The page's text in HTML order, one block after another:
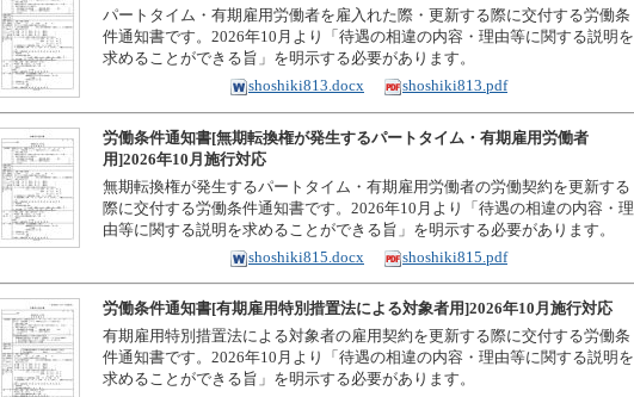
パートタイム・有期雇用労働者を雇入れた際・更新する際に交付する労働条
件通知書です。2026年10月より「待遇の相違の内容・理由等に関する説明を
求めることができる旨」を明示する必要があります。
shoshiki813.docx
shoshiki813.pdf
労働条件通知書[無期転換権が発生するパートタイム・有期雇用労働者
用]2026年10月施行対応
無期転換権が発生するパートタイム・有期雇用労働者の労働契約を更新する
際に交付する労働条件通知書です。2026年10月より「待遇の相違の内容・理
由等に関する説明を求めることができる旨」を明示する必要があります。
shoshiki815.docx
shoshiki815.pdf
労働条件通知書[有期雇用特別措置法による対象者用]2026年10月施行対応
有期雇用特別措置法による対象者の雇用契約を更新する際に交付する労働条
件通知書です。2026年10月より「待遇の相違の内容・理由等に関する説明を
求めることができる旨」を明示する必要があります。